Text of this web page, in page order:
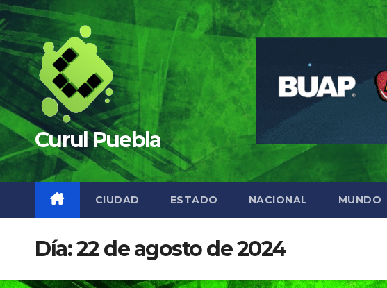
Saltar
al
contenido
Curul Puebla
CIUDAD ESTADO NACIONAL MUNDO
Día:22 de agosto de 2024